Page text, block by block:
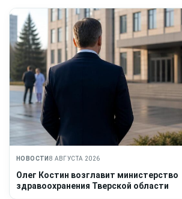
НОВОСТИ 8 АВГУСТА 2026
Олег Костин возглавит министерство
здравоохранения Тверской области